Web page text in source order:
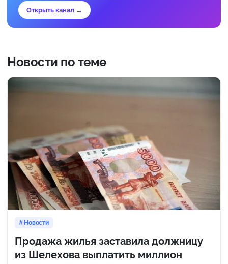
Открыть канал →
Новости по теме
Новости
Продажа жилья заставила должницу
из Шелехова выплатить миллион